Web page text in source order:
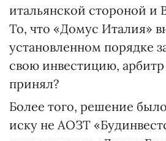
итальянской стороной
То, что «Домус Италия»
установленном порядке
свою инвестицию,
принял?
Более того, решение
иску не АОЗТ